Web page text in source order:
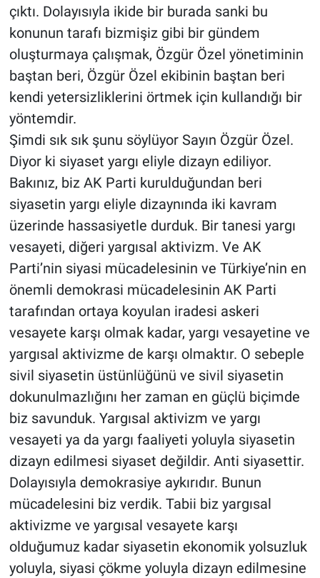
çıktı. Dolayısıyla ikide bir burada sanki bu
konunun tarafı bizmişiz gibi bir gündem
oluşturmaya çalışmak, Özgür Özel yönetiminin
baştan beri, Özgür Özel ekibinin baştan beri
kendi yetersizliklerini örtmek için kullandığı bir
yöntemdir.
Şimdi sık sık şunu söylüyor Sayın Özgür Özel.
Diyor ki siyaset yargı eliyle dizayn ediliyor.
Bakınız, biz AK Parti kurulduğundan beri
siyasetin yargı eliyle dizaynında iki kavram
üzerinde hassasiyetle durduk. Bir tanesi yargı
vesayeti, diğeri yargısal aktivizm. Ve AK
Parti’nin siyasi mücadelesinin ve Türkiye’nin en
önemli demokrasi mücadelesinin AK Parti
tarafından ortaya koyulan iradesi askeri
vesayete karşı olmak kadar, yargı vesayetine ve
yargısal aktivizme de karşı olmaktır. O sebeple
sivil siyasetin üstünlüğünü ve sivil siyasetin
dokunulmazlığını her zaman en güçlü biçimde
biz savunduk. Yargısal aktivizm ve yargı
vesayeti ya da yargı faaliyeti yoluyla siyasetin
dizayn edilmesi siyaset değildir. Anti siyasettir.
Dolayısıyla demokrasiye aykırıdır. Bunun
mücadelesini biz verdik. Tabii biz yargısal
aktivizme ve yargısal vesayete karşı
olduğumuz kadar siyasetin ekonomik yolsuzluk
yoluyla, siyasi çökme yoluyla dizayn edilmesine